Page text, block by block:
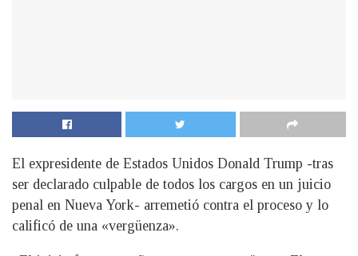
El expresidente de Estados Unidos Donald Trump -tras
ser declarado culpable de todos los cargos en un juicio
penal en Nueva York- arremetió contra el proceso y lo
calificó de una «vergüenza».